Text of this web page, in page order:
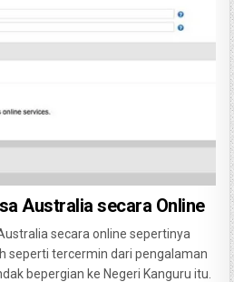
Australia secara Online
secara online sepertinya
seperti tercermin dari pengalaman
bepergian ke Negeri Kanguru itu.